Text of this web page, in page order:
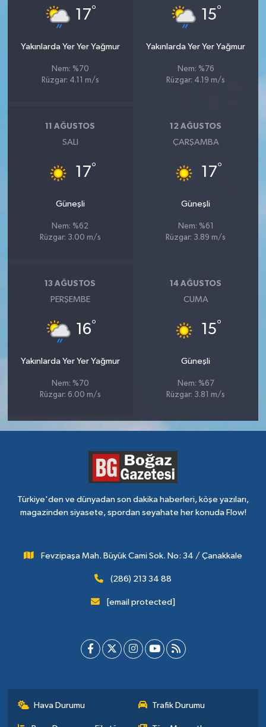
17°
Yakınlarda Yer Yer Yağmur
Nem: %70
Rüzgar: 4.11 m/s
15°
Yakınlarda Yer Yer Yağmur
Nem: %76
Rüzgar: 4.19 m/s
11 AĞUSTOS
SALI
17°
Güneşli
Nem: %62
Rüzgar: 3.00 m/s
12 AĞUSTOS
ÇARŞAMBA
17°
Güneşli
Nem: %61
Rüzgar: 3.89 m/s
13 AĞUSTOS
PERŞEMBE
16°
Yakınlarda Yer Yer Yağmur
Nem: %70
Rüzgar: 6.00 m/s
14 AĞUSTOS
CUMA
15°
Güneşli
Nem: %67
Rüzgar: 3.81 m/s
Türkiye'den ve dünyadan son dakika haberleri, köşe yazıları,
magazinden siyasete, spordan seyahate her konuda Flow!
Fevzipaşa Mah. Büyük Cami Sok. No: 34 / Çanakkale
(286) 213 34 88
[email protected]
Hava Durumu Trafik Durumu